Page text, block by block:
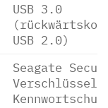
USB 3.0
USB 2.0)
Seagate